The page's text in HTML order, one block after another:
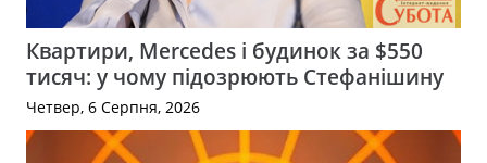
Квартири, Mercedes і будинок за $550
тисяч: у чому підозрюють Стефанішину
Четвер, 6 Серпня, 2026